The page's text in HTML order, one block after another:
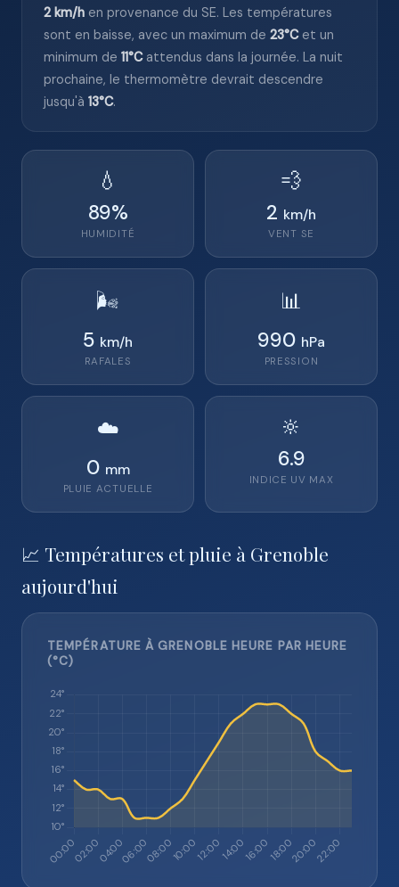
2 km/h en provenance du SE. Les températures
sont en baisse, avec un maximum de 23°Cet un
minimum de 11°Cattendus dans la journée. La nuit
prochaine, le thermomètre devrait descendre
jusqu'à 13°C.
💧
89%
HUMIDITÉ
💨
2 km/h
VENT SE
🌬️
5 km/h
RAFALES
📊
990 hPa
PRESSION
☁️
0 mm
PLUIE ACTUELLE
🔆
6.9
INDICE UV MAX
📈 Températures et pluie à Grenoble
aujourd'hui
TEMPÉRATURE À GRENOBLE HEURE PAR HEURE
(°C)